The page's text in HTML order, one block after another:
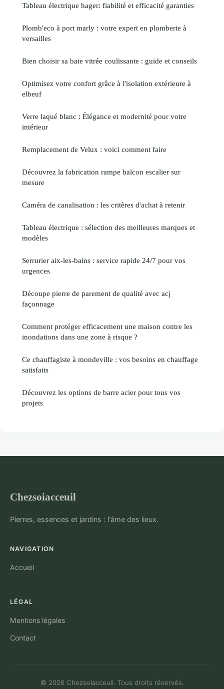
Tableau électrique hager: fiabilité et efficacité garanties
Plomb'eco à port marly : votre expert en plomberie à
versailles
Bien choisir sa baie vitrée coulissante : guide et conseils
Optimisez votre confort grâce à l'isolation extérieure à
elbeuf
Verre laqué blanc : Élégance et modernité pour votre
intérieur
Remplacement de Velux : voici comment faire
Découvrez la fabrication rampe balcon escalier sur
mesure
Caméra de canalisation : les critères d'achat à retenir
Tableau électrique : sélection des meilleures marques et
modèles
Serrurier aix-les-bains : service rapide 24/7 pour vos
urgences
Découpe pierre de parement de qualité avec acj
façonnage
Comment protéger efficacement une maison contre les
inondations dans une zone à risque ?
Ce chauffagiste à mondeville : vos besoins en chauffage
satisfaits
Découvrez les options de barre acier pour tous vos
projets
Chezsoiacceuil
Pierres, essences et jardins : l'âme des lieux.
NAVIGATION
Accueil
LÉGAL
Mentions légales
Contact
© 2026 Chezsoiacceuil. Tous droits réservés.